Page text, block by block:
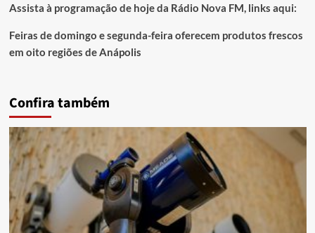
Assista à programação de hoje da Rádio Nova FM, links aqui:
Feiras de domingo e segunda-feira oferecem produtos frescos
em oito regiões de Anápolis
Confira também